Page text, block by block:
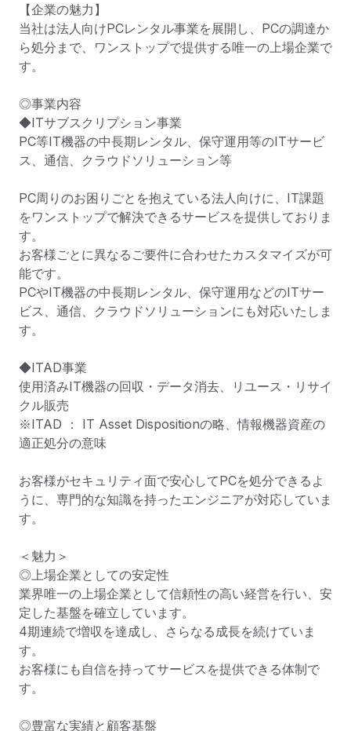
【企業の魅力】
当社は法人向けPCレンタル事業を展開し、PCの調達か
ら処分まで、ワンストップで提供する唯一の上場企業で
す。
◎事業内容
◆ITサブスクリプション事業
PC等IT機器の中長期レンタル、保守運用等のITサービ
ス、通信、クラウドソリューション等
PC周りのお困りごとを抱えている法人向けに、IT課題
をワンストップで解決できるサービスを提供しておりま
す。
お客様ごとに異なるご要件に合わせたカスタマイズが可
能です。
PCやIT機器の中長期レンタル、保守運用などのITサー
ビス、通信、クラウドソリューションにも対応いたしま
す。
◆ITAD事業
使用済みIT機器の回収・データ消去、リユース・リサイ
クル販売
※ITAD ： IT Asset Dispositionの略、情報機器資産の
適正処分の意味
お客様がセキュリティ面で安心してPCを処分できるよ
うに、専門的な知識を持ったエンジニアが対応していま
す。
＜魅力＞
◎上場企業としての安定性
業界唯一の上場企業として信頼性の高い経営を行い、安
定した基盤を確立しています。
4期連続で増収を達成し、さらなる成長を続けていま
す。
お客様にも自信を持ってサービスを提供できる体制で
す。
◎豊富な実績と顧客基盤